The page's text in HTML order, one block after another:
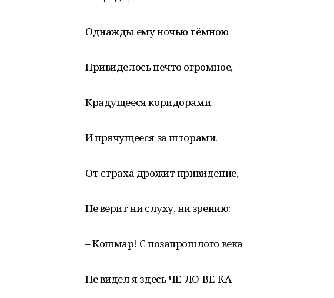
Однажды ему ночью тёмною
Привиделось нечто огромное,
Крадущееся коридорами
И прячущееся за шторами.
От страха дрожит привидение,
Не верит ни слуху, ни зрению:
– Кошмар! С позапрошлого века
Не видел я здесь ЧЕ-ЛО-ВЕ-КА